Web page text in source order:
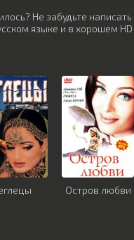
Не забудьте написать
языке и в хорошем HD
Остров любви